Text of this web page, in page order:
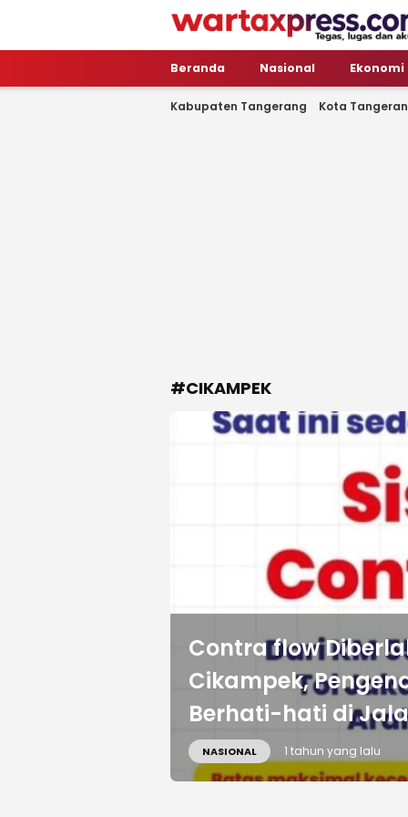
WartaXpress
Tegas, Lugas dan Akurat
Beranda Nasional Ekonomi
Kabupaten Tangerang Kota
#CIKAMPEK
Contra flow
Cikampek,
Berhati-hati di
NASIONAL 1 tahun yang lalu